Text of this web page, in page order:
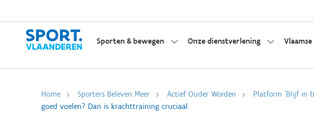
Sporten & bewegen Onze dienstverlening
Home Sporters Beleven Meer Actief Ouder Worden Platform 'Blijf in
goed voelen? Dan is krachttraining cruciaal